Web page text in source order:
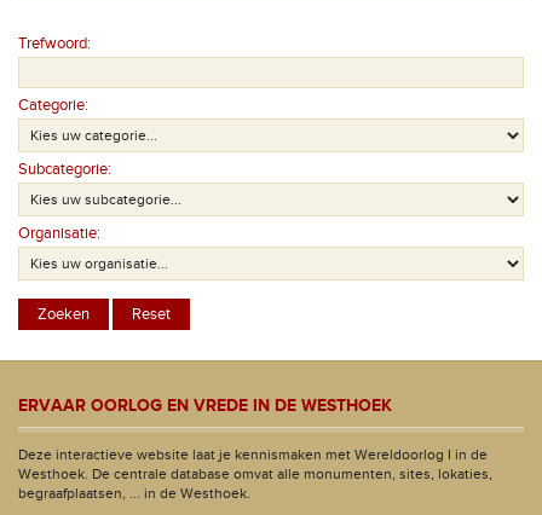
Trefwoord:
Categorie:
Subcategorie:
Organisatie:
ERVAAR OORLOG EN VREDE IN DE WESTHOEK
Deze interactieve website laat je kennismaken met Wereldoorlog I in de
Westhoek. De centrale database omvat alle monumenten, sites, lokaties,
begraafplaatsen, ... in de Westhoek.